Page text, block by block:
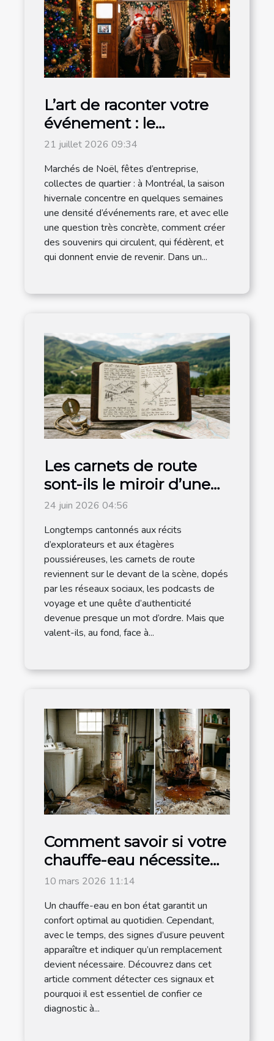
L’art de raconter votre
événement : le
photobooth s’invite à la
magie de noël
21 juillet 2026 09:34
Marchés de Noël, fêtes d’entreprise,
collectes de quartier : à Montréal, la saison
hivernale concentre en quelques semaines
une densité d’événements rare, et avec elle
une question très concrète, comment créer
des souvenirs qui circulent, qui fédèrent, et
qui donnent envie de revenir. Dans un...
Les carnets de route
sont-ils le miroir d’une
destination authentique
24 juin 2026 04:56
Longtemps cantonnés aux récits
d’explorateurs et aux étagères
poussiéreuses, les carnets de route
reviennent sur le devant de la scène, dopés
par les réseaux sociaux, les podcasts de
voyage et une quête d’authenticité
devenue presque un mot d’ordre. Mais que
valent-ils, au fond, face à...
Comment savoir si votre
chauffe-eau nécessite
un remplacement ?
10 mars 2026 11:14
Un chauffe-eau en bon état garantit un
confort optimal au quotidien. Cependant,
avec le temps, des signes d’usure peuvent
apparaître et indiquer qu’un remplacement
devient nécessaire. Découvrez dans cet
article comment détecter ces signaux et
pourquoi il est essentiel de confier ce
diagnostic à...